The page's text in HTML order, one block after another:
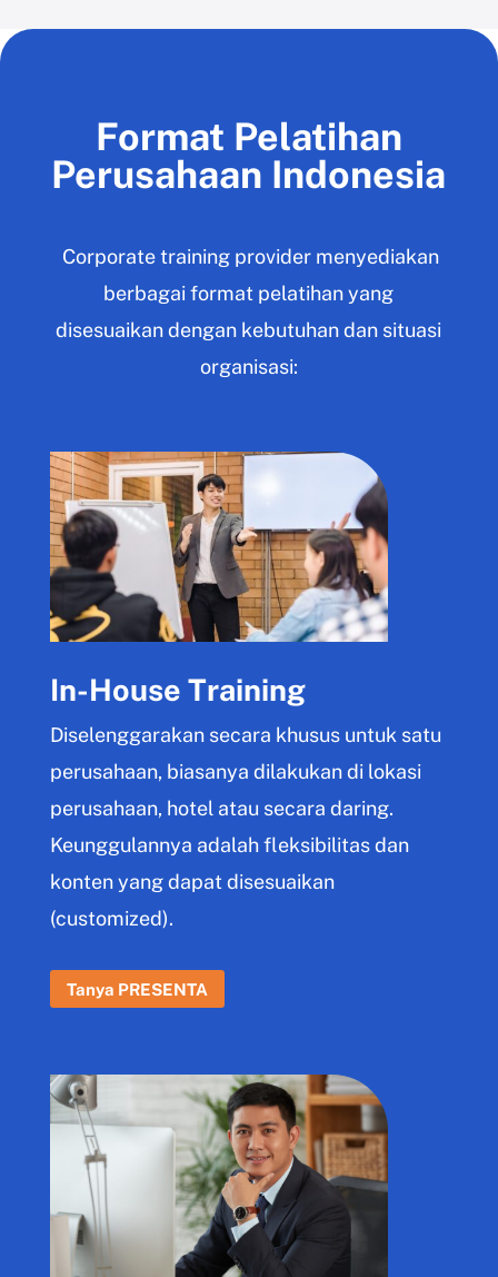
Format Pelatihan
Perusahaan Indonesia
Corporate training provider menyediakan
berbagai format pelatihan yang
disesuaikan dengan kebutuhan dan situasi
organisasi:
In-House Training
Diselenggarakan secara khusus untuk satu
perusahaan, biasanya dilakukan di lokasi
perusahaan, hotel atau secara daring.
Keunggulannya adalah fleksibilitas dan
konten yang dapat disesuaikan
(customized).
Tanya PRESENTA